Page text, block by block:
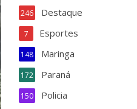
Destaque
246
Esportes
7
Maringa
148
Paraná
172
Policia
150